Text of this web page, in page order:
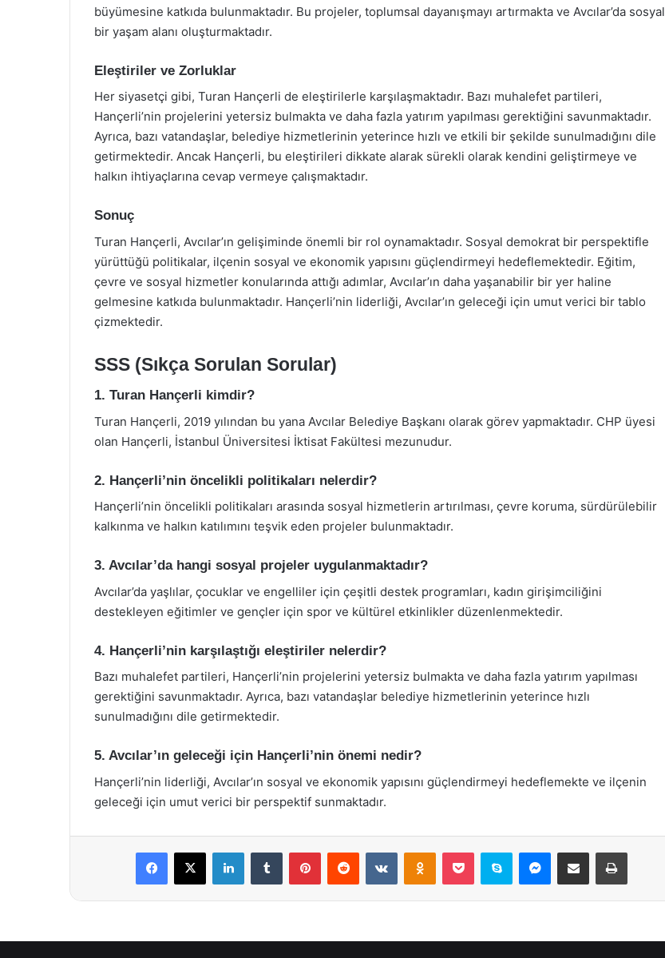
büyümesine katkıda bulunmaktadır. Bu projeler, toplumsal dayanışmayı artırmakta ve Avcılar’da sosyal
bir yaşam alanı oluşturmaktadır.
Eleştiriler ve Zorluklar
Her siyasetçi gibi, Turan Hançerli de eleştirilerle karşılaşmaktadır. Bazı muhalefet partileri,
Hançerli’nin projelerini yetersiz bulmakta ve daha fazla yatırım yapılması gerektiğini savunmaktadır.
Ayrıca, bazı vatandaşlar, belediye hizmetlerinin yeterince hızlı ve etkili bir şekilde sunulmadığını dile
getirmektedir. Ancak Hançerli, bu eleştirileri dikkate alarak sürekli olarak kendini geliştirmeye ve
halkın ihtiyaçlarına cevap vermeye çalışmaktadır.
Sonuç
Turan Hançerli, Avcılar’ın gelişiminde önemli bir rol oynamaktadır. Sosyal demokrat bir perspektifle
yürüttüğü politikalar, ilçenin sosyal ve ekonomik yapısını güçlendirmeyi hedeflemektedir. Eğitim,
çevre ve sosyal hizmetler konularında attığı adımlar, Avcılar’ın daha yaşanabilir bir yer haline
gelmesine katkıda bulunmaktadır. Hançerli’nin liderliği, Avcılar’ın geleceği için umut verici bir tablo
çizmektedir.
SSS (Sıkça Sorulan Sorular)
1. Turan Hançerli kimdir?
Turan Hançerli, 2019 yılından bu yana Avcılar Belediye Başkanı olarak görev yapmaktadır. CHP üyesi
olan Hançerli, İstanbul Üniversitesi İktisat Fakültesi mezunudur.
2. Hançerli’nin öncelikli politikaları nelerdir?
Hançerli’nin öncelikli politikaları arasında sosyal hizmetlerin artırılması, çevre koruma, sürdürülebilir
kalkınma ve halkın katılımını teşvik eden projeler bulunmaktadır.
3. Avcılar’da hangi sosyal projeler uygulanmaktadır?
Avcılar’da yaşlılar, çocuklar ve engelliler için çeşitli destek programları, kadın girişimciliğini
destekleyen eğitimler ve gençler için spor ve kültürel etkinlikler düzenlenmektedir.
4. Hançerli’nin karşılaştığı eleştiriler nelerdir?
Bazı muhalefet partileri, Hançerli’nin projelerini yetersiz bulmakta ve daha fazla yatırım yapılması
gerektiğini savunmaktadır. Ayrıca, bazı vatandaşlar belediye hizmetlerinin yeterince hızlı
sunulmadığını dile getirmektedir.
5. Avcılar’ın geleceği için Hançerli’nin önemi nedir?
Hançerli’nin liderliği, Avcılar’ın sosyal ve ekonomik yapısını güçlendirmeyi hedeflemekte ve ilçenin
geleceği için umut verici bir perspektif sunmaktadır.
Facebook
X LinkedInTumblr PinterestReddit VKontakteOdnoklassniki
Pocket Skype Messenger
E-Posta ile paylaş Yazdır